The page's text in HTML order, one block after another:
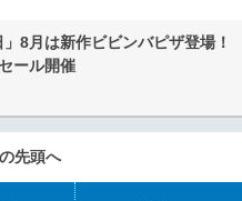
8月は新作ビビンバピザ登場！
ール開催
先頭へ